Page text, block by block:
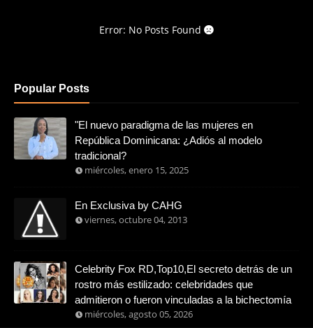
Error: No Posts Found
Popular Posts
"El nuevo paradigma de las mujeres en
República Dominicana: ¿Adiós al modelo
tradicional?
miércoles, enero 15, 2025
En Exclusiva by CAHG
viernes, octubre 04, 2013
Celebrity Fox RD,Top10,El secreto detrás de un
rostro más estilizado: celebridades que
admitieron o fueron vinculadas a la bichectomía
miércoles, agosto 05, 2026